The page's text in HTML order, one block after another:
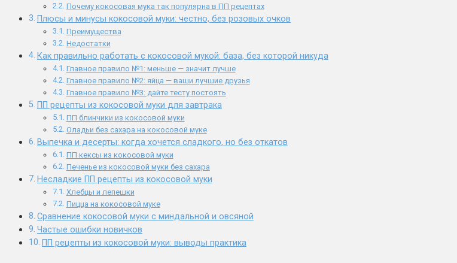
Почему кокосовая мука так популярна в ПП рецептах
Плюсы и минусы кокосовой муки: честно, без розовых очков
Преимущества
Недостатки
Как правильно работать с кокосовой мукой: база, без которой никуда
Главное правило №1: меньше — значит лучше
Главное правило №2: яйца — ваши лучшие друзья
Главное правило №3: дайте тесту постоять
ПП рецепты из кокосовой муки для завтрака
ПП блинчики из кокосовой муки
Оладьи без сахара на кокосовой муке
Выпечка и десерты: когда хочется сладкого, но без откатов
ПП кексы из кокосовой муки
Печенье из кокосовой муки без сахара
Несладкие ПП рецепты из кокосовой муки
Хлебцы и лепешки
Пицца на кокосовой муке
Сравнение кокосовой муки с миндальной и овсяной
Частые ошибки новичков
ПП рецепты из кокосовой муки: выводы практика